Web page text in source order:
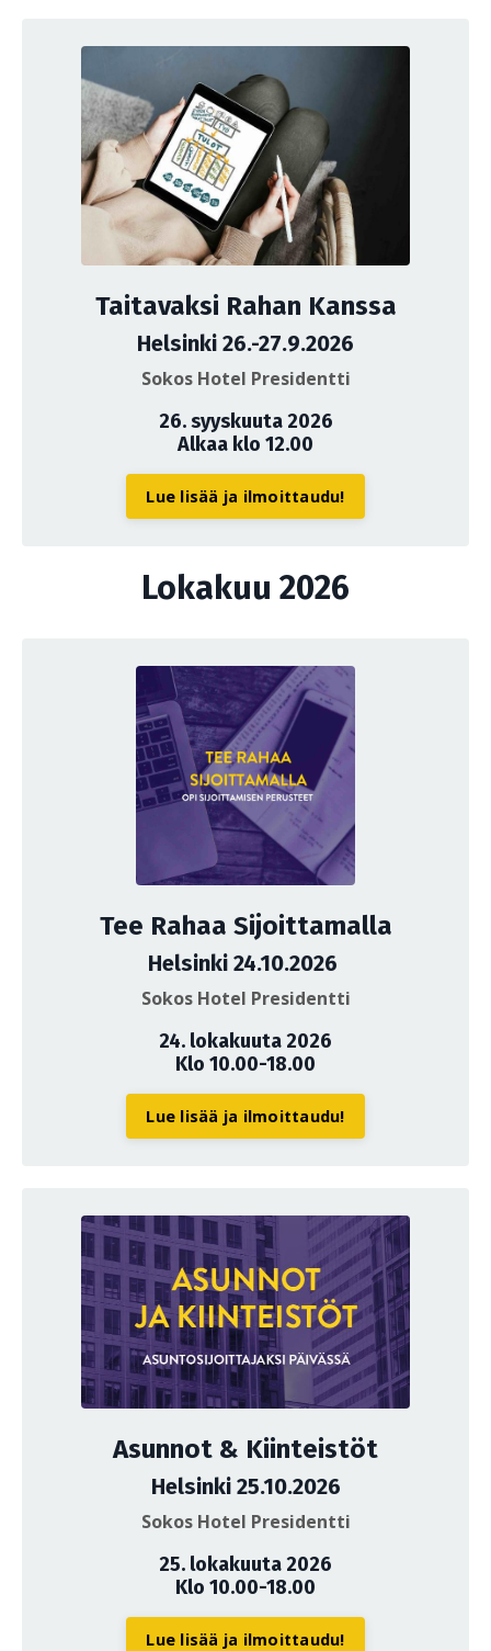
Taitavaksi Rahan Kanssa
Helsinki 26.-27.9.2026
Sokos Hotel Presidentti
26. syyskuuta 2026
Alkaa klo 12.00
Lue lisää ja ilmoittaudu!
Lokakuu 2026
Tee Rahaa Sijoittamalla
Helsinki 24.10.2026
Sokos Hotel Presidentti
24. lokakuuta 2026
Klo 10.00-18.00
Lue lisää ja ilmoittaudu!
Asunnot & Kiinteistöt
Helsinki 25.10.2026
Sokos Hotel Presidentti
25. lokakuuta 2026
Klo 10.00-18.00
Lue lisää ja ilmoittaudu!